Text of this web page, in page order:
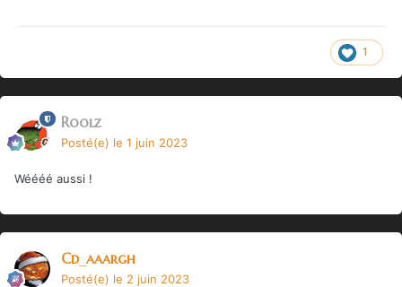
1
Roolz
Posté(e) le 1 juin 2023
Wéééé aussi !
Cd_aaargh
Posté(e) le 2 juin 2023